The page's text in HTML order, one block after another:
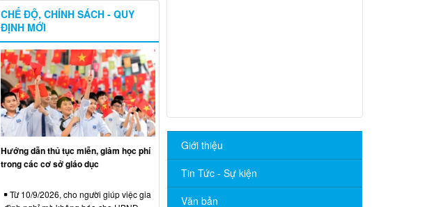
Giới thiệu
Tin Tức - Sự kiện
Văn bản
CHẾ ĐỘ, CHÍNH SÁCH - QUY
ĐỊNH MỚI
Hướng dẫn thủ tục miễn, giảm học phí
trong các cơ sở giáo dục
Từ 10/9/2026, cho người giúp việc gia